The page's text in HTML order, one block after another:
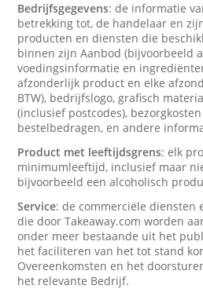
Bedrijfsgegevens: de informatie
betrekking tot, de handelaar en
producten en diensten die
binnen zijn Aanbod (bijvoorbeeld
voedingsinformatie en
afzonderlijk product en elke
BTW), bedrijfslogo, grafisch
(inclusief postcodes),
bestelbedragen, en andere
Product met leeftijdsgrens: elk
minimumleeftijd, inclusief maar
bijvoorbeeld een alcoholisch
Service: de commerciële diensten
die door Takeaway.com worden
onder meer bestaande uit het
het faciliteren van het tot stand
Overeenkomsten en het
het relevante Bedrijf.